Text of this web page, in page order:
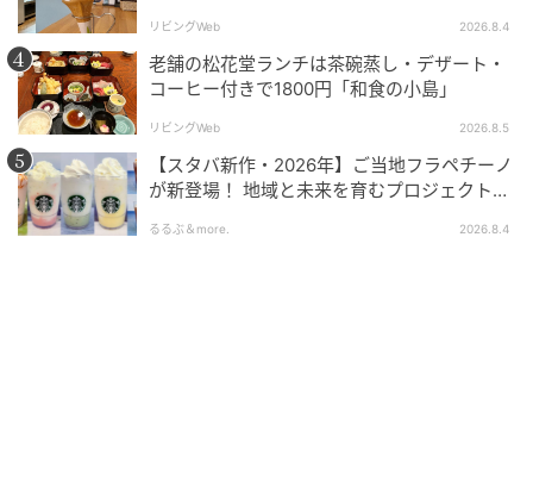
会期／～2026年5月10日（日）※会期中展示替えあり
会場／東京国立近代美術館（東京都千代田区北の丸公
園3-1）
時間／10:00～17:00 ※金曜・土曜は20:00まで、入館
は閉館の30分前まで
休館日／月曜日 ※ただし5月4日は開館
料金／一般 ￥2,000、大学生 ￥1,200、高校生 ￥700
リビングWeb 2026.8.4
老舗の松花堂ランチは茶碗蒸し・デザート・
コーヒー付きで1800円「和食の小島」
リビングWeb 2026.8.5
【スタバ新作・2026年】ご当地フラペチーノ
が新登場！ 地域と未来を育むプロジェクト
森・群馬・沖縄で始動。6種類を飲んで実食
るるぶ＆more. 2026.8.4